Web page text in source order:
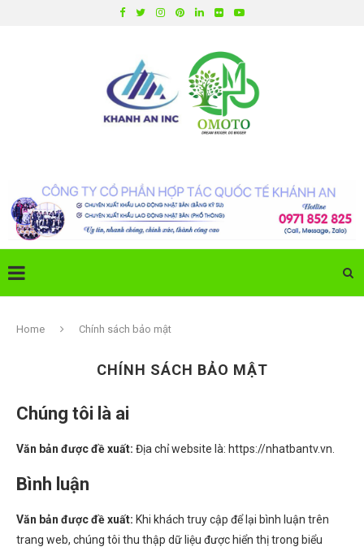
Home Chính sách bảo mật
CHÍNH SÁCH BẢO MẬT
Chúng tôi là ai
Văn bản được đề xuất: Địa chỉ website là: https://nhatbantv.vn.
Bình luận
Văn bản được đề xuất: Khi khách truy cập để lại bình luận trên
trang web, chúng tôi thu thập dữ liệu được hiển thị trong biểu